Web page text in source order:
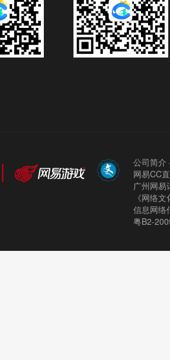
公司简介
网易CC
广州网
《网络
信息网络
粤B2-